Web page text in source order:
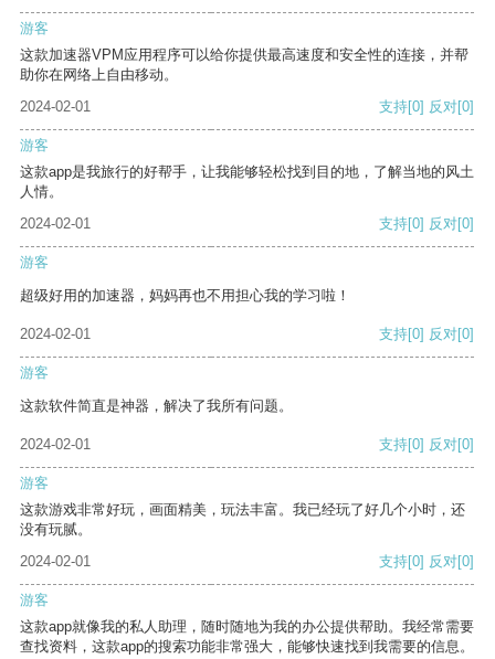
游客
这款加速器VPM应用程序可以给你提供最高速度和安全性的连接，并帮
助你在网络上自由移动。
2024-02-01
支持[0] 反对[0]
游客
这款app是我旅行的好帮手，让我能够轻松找到目的地，了解当地的风土
人情。
2024-02-01
支持[0] 反对[0]
游客
超级好用的加速器，妈妈再也不用担心我的学习啦！
2024-02-01 支持[0] 反对[0]
游客
这款软件简直是神器，解决了我所有问题。
2024-02-01 支持[0] 反对[0]
游客
这款游戏非常好玩，画面精美，玩法丰富。我已经玩了好几个小时，还
没有玩腻。
2024-02-01
支持[0] 反对[0]
游客
这款app就像我的私人助理，随时随地为我的办公提供帮助。我经常需要
查找资料，这款app的搜索功能非常强大，能够快速找到我需要的信息。